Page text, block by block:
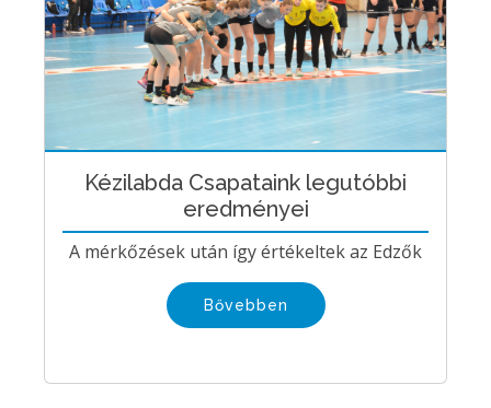
Kézilabda Csapataink legutóbbi
eredményei
A mérkőzések után így értékeltek az Edzők
Bővebben